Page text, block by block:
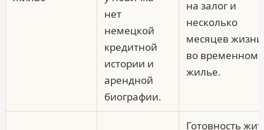
нет
немецкой
кредитной
истории и
арендной
биографии.
на залог и
несколько
месяцев жизни
во временном
жилье.
Готовность